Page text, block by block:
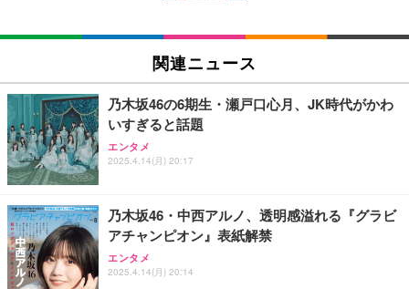
外付けHDD 2TB ポータブルハードディスク USB3.0/
2.0対応 超薄型
￥3,999
2TB/4TB 外付けハードディスク 外付け HDD テレビ
録画対応 超高速データ転送 2.5 インチ USB3.0 対応
Mac/PC/PS4/XBox 利用可能 スリム設計 携帯に便利
【Amazon.co.jp限定】【2年保証】外付けHDD 3.5
インチ 外付けハードディスク 静音 PC/Win/Mac/テ
レビ録画/デスクトップ/ラップトップ適用 (1)容量:50
モバイルバッテリー 大容量 30000mAh 【22.5W/20
ッテリー 5台同時充電 Type-C出力 スマホ 充電器 LC
D残量表示 LEDライト付き ストラップ付き 持ち運び
携帯充電器 停電対策 アウトドア/旅行/出張/防災/緊
急用 iOS/Android各種他対応 機内持込可 (高級白い)
￥2,469
エレコム 充電器 Type-C USB-C 20W USB PD対応 1
ポート PSE認証品 GaN採用 折りたたみ式プラグ ホ
ワイト 【 iPhone16 15 等対応】 EC-AC6820WH
エレコム 充電器 40W 2ポート Type-C USB PD対応
PPS対応 GaN II採用 折りたたみ式プラグ ホワイト
EC-AC10640WH
【法人向け・5年安定ビジネスに最適】GMKtec ミニ
SSD】8コア16スレッド 最大4.5GHz Win11 Pro 小
型PC 2.5G有線LAN Wi-Fi 6E BT5.2 8K3画面同時出
力 HDMI2.0/DP1.4/USB-C M.2 SSD 16TB拡張対応
コンパクト 静音ミニPC ゲーミングPC
￥86,999
【ミニpc 最新第12世代 N95 省電力 N97より高速】B
MAX ミニpc mini pc N95 4C/4T 15W 最大3.4GHz 1
2GB LPDDR5+512GB SSD 小型PC 8TB拡張M.2_N
ミニパソコン B4Plus
GMKtec ミニPC G11初登場 AMD Ryzen Embedde
d R2514搭載 16GB DDR4＋256GB SSD動作より安
定 最大3.7GHz｜4K×3画面出力・2.5GLAN HDMI 2.
関連ニュース
乃木坂46の6期生・瀬戸口心月、JK時代がかわ
いすぎると話題
エンタメ
2025.4.14(月) 20:17
乃木坂46・中西アルノ、透明感溢れる『グラビ
アチャンピオン』表紙解禁
エンタメ
2025.4.14(月) 20:14